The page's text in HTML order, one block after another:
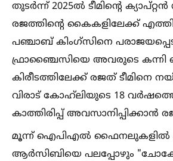
തുടർന്ന് 2025ല്‍ ടീമിന്റെ
രജത്തിന്റെ കൈകളിലേക്ക്
പഞ്ചാബ് കിംഗ്സിനെ
ഫ്രാഞ്ചൈസിയെ അവരുടെ
കിരീടത്തിലേക്ക് രജത് ടീമിനെ
വിരാട് കോഹ്‌ലിയുടെ 18
കാത്തിരിപ്പ് അവസാനിപ്പിക്കാൻ
മൂന്ന് ഐപിഎല്‍ ഫൈനലുകളില്‍
ആർസിബിയെ പലപ്പോഴും